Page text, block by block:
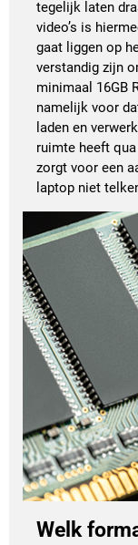
tegelijk laten
video’s is
gaat liggen op
verstandig zijn
minimaal 16GB
namelijk voor
laden en
ruimte heeft
zorgt voor een
laptop niet
Welk